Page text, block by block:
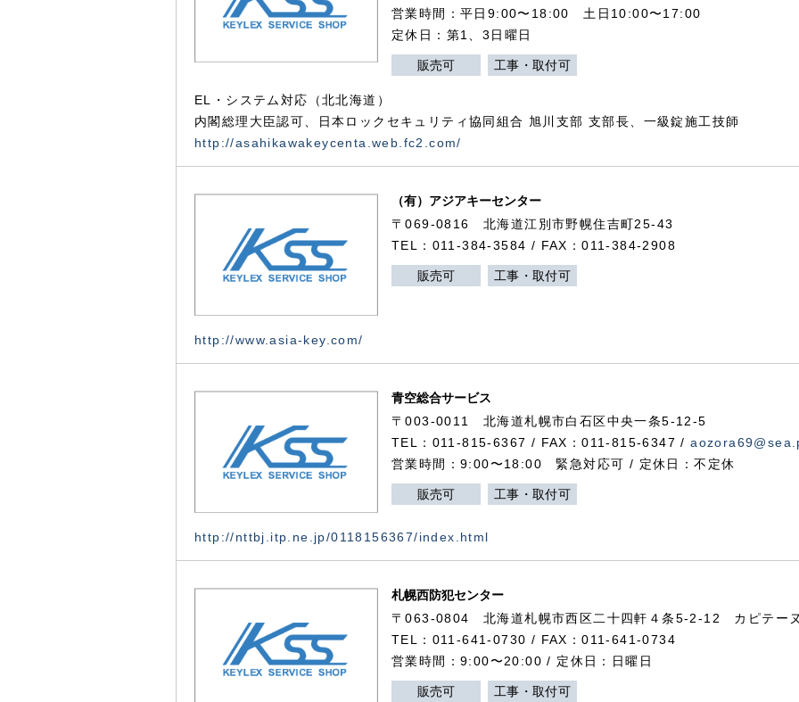
営業時間：平日9:00〜18:00 土日10:00〜17:00
定休日：第1、3日曜日
販売可 工事・取付可
EL・システム対応（北北海道）
内閣総理大臣認可、日本ロックセキュリティ協同組合 旭川支部 支部長、一級錠施工技師
http://asahikawakeycenta.web.fc2.com/
（有）アジアキーセンター
〒069-0816 北海道江別市野幌住吉町25-43
TEL：011-384-3584 / FAX：011-384-2908
販売可 工事・取付可
http://www.asia-key.com/
青空総合サービス
〒003-0011 北海道札幌市白石区中央一条5-12-5
TEL：011-815-6367 / FAX：011-815-6347 /
営業時間：9:00〜18:00 緊急対応可 / 定休日：不定休
販売可 工事・取付可
http://nttbj.itp.ne.jp/0118156367/index.html
札幌西防犯センター
〒063-0804 北海道札幌市西区二十四軒４条5-2-12 カピテー
TEL：011-641-0730 / FAX：011-641-0734
営業時間：9:00〜20:00 / 定休日：日曜日
販売可 工事・取付可